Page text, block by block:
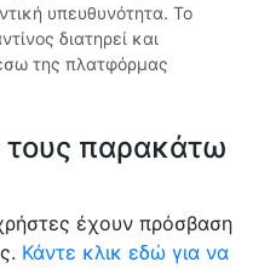
υπευθυνότητα. Το
διατηρεί και
της πλατφόρμας
τους παρακάτω
έχουν πρόσβαση
Κάντε κλικ εδώ για να